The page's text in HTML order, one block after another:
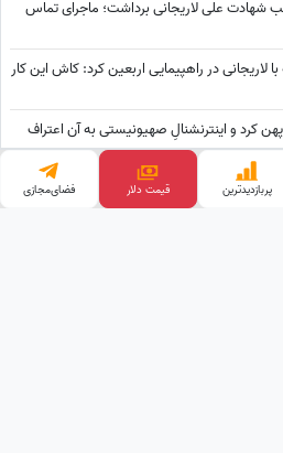
شهادت علی لاریجانی برداشت؛ ماجرای تماس
لاریجانی در راهپیمایی اربعین کرد: کاش این کار
پهن کرد و اینترنشنالِ صهیونیستی به آن اعتراف
عروسی دهه‌شصتی ایرانی؛ تصاویری از جشن
امباپه و مسی که همه را غافلگیر کرد!
پربازدید‌ترین فضای‌مجازی